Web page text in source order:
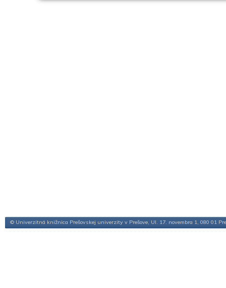
© Univerzitná knižnica Prešovskej univerzity v Prešove, Ul. 17. novembra 1, 080 01